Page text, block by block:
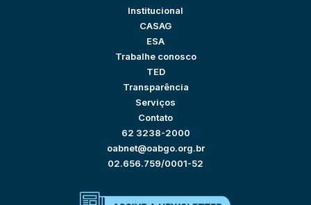
Institucional
CASAG
ESA
Trabalhe conosco
TED
Transparência
Serviços
Contato
62 3238-2000
oabnet@oabgo.org.br
02.656.759/0001-52